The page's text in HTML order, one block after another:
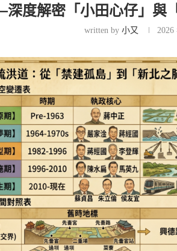
度解密「小田心仔」與
written by小又 2026